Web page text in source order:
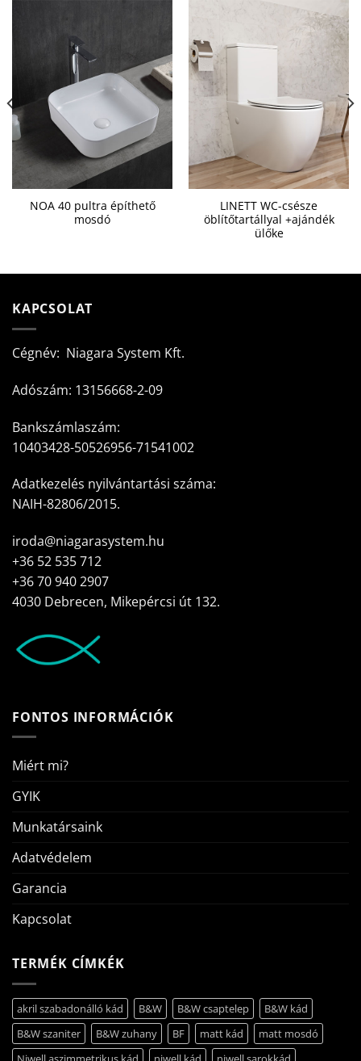
NOA 40 pultra építhető
mosdó
LINETT WC-csésze
öblítőtartállyal +ajándék
ülőke
KAPCSOLAT
Cégnév: Niagara System Kft.
Adószám: 13156668-2-09
Bankszámlaszám:
10403428-50526956-71541002
Adatkezelés nyilvántartási száma:
NAIH-82806/2015.
iroda@niagarasystem.hu
+36 52 535 712
+36 70 940 2907
4030 Debrecen, Mikepércsi út 132.
FONTOS INFORMÁCIÓK
Miért mi?
GYIK
Munkatársaink
Adatvédelem
Garancia
Kapcsolat
TERMÉK CÍMKÉK
akril szabadonálló kád B&W B&W csaptelep
B&W kád
B&W szaniter
B&W zuhany BF matt kád
matt mosdó